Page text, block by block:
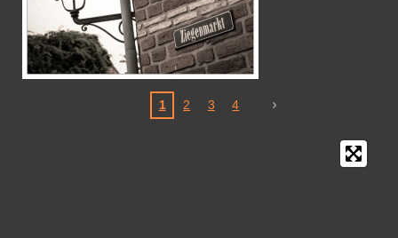
1 2 3 4